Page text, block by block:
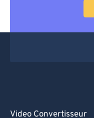
Video Convertisseur